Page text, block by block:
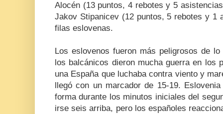
Alocén (13 puntos, 4 rebotes y 5
Jakov Stipanicev (12 puntos, 5 rebotes y 1
filas eslovenas.
Los eslovenos fueron más peligrosos de
los balcánicos dieron mucha guerra en los
una España que luchaba contra viento y
llegó con un marcador de 15-19.
forma durante los minutos iniciales del
irse seis arriba, pero los españoles